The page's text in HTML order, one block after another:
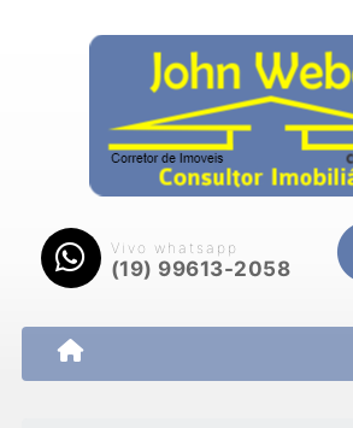
Vivo whatsapp
(19) 99613-2058